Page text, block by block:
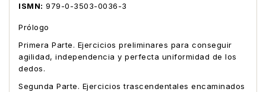
ISMN: 979-0-3503-0036-3
Prólogo
Primera Parte. Ejercicios preliminares para conseguir
agilidad, independencia y perfecta uniformidad de los
dedos.
Segunda Parte. Ejercicios trascendentales encaminados